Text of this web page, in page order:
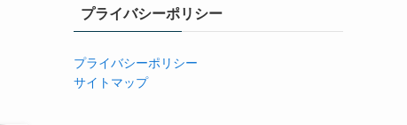
プライバシーポリシー
プライバシーポリシー
サイトマップ